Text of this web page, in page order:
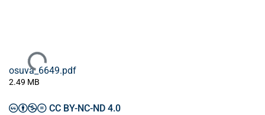
Ladataan...
osuva_6649.pdf
2.49 MB
CC BY-NC-ND 4.0